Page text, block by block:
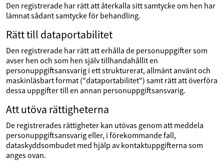
Den registrerade har rätt att återkalla sitt samtycke om hen har
lämnat sådant samtycke för behandling.
Rätt till dataportabilitet
Den registrerade har rätt att erhålla de personuppgifter som
avser hen och som hen själv tillhandahållit en
personuppgiftsansvarig i ett strukturerat, allmänt använt och
maskinläsbart format ("dataportabilitet") samt rätt att överföra
dessa uppgifter till en annan personuppgiftsansvarig.
Att utöva rättigheterna
De registrerades rättigheter kan utövas genom att meddela
personuppgiftsansvarig eller, i förekommande fall,
dataskyddsombudet med hjälp av kontaktuppgifterna som
anges ovan.